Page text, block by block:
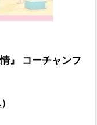
』 コーチャンフ
)